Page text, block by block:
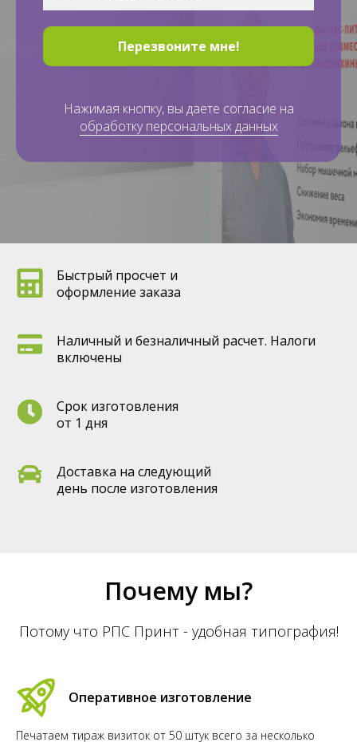
Перезвоните мне!
Нажимая кнопку, вы даете согласие на
обработку персональных данных
Быстрый просчет и
оформление заказа
Наличный и безналичный расчет. Налоги
включены
Срок изготовления
от 1 дня
Доставка на следующий
день после изготовления
Почему мы?
Потому что РПС Принт - удобная типография!
Оперативное изготовление
Печатаем тираж визиток от 50 штук всего за несколько